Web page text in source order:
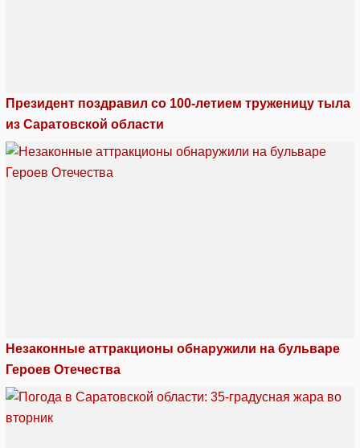
Президент поздравил со 100-летием труженицу тыла
из Саратовской области
Незаконные аттракционы обнаружили на бульваре
Героев Отечества